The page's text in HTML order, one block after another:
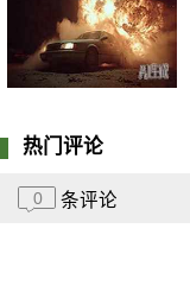
热门评论
0 条评论